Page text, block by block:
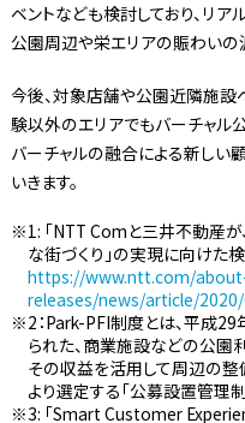
ベントなども検討しており、リ
公園周辺や栄エリアの賑わいの
今後、対象店舗や公園近隣施設
験以外のエリアでもバーチャル
バーチャルの融合による新しい
いきます。
1: 「NTT Comと三井不動産
な街づくり」の実現に向けた
https://www.ntt.com/
releases/news/article/
2：Park-PFI制度とは、平成
られた、商業施設などの公園
その収益を活用して周辺の
より選定する「公募設置管理制
3: 「Smart Customer